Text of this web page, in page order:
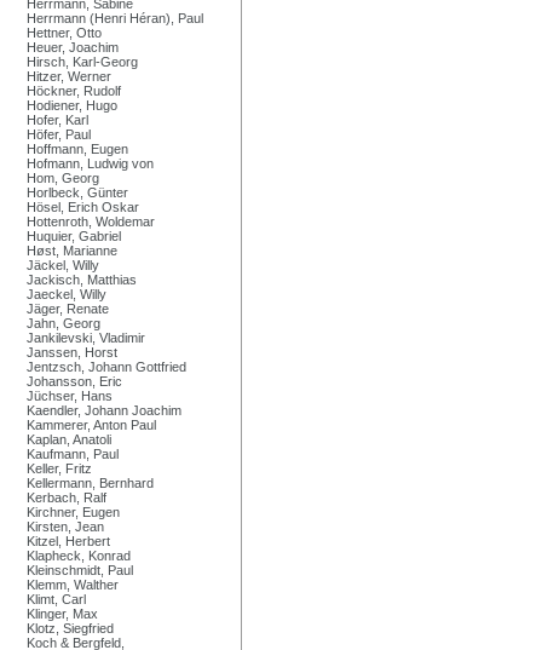
Herrmann, Sabine
Herrmann (Henri Héran), Paul
Hettner, Otto
Heuer, Joachim
Hirsch, Karl-Georg
Hitzer, Werner
Höckner, Rudolf
Hodiener, Hugo
Hofer, Karl
Höfer, Paul
Hoffmann, Eugen
Hofmann, Ludwig von
Hom, Georg
Horlbeck, Günter
Hösel, Erich Oskar
Hottenroth, Woldemar
Huquier, Gabriel
Høst, Marianne
Jäckel, Willy
Jackisch, Matthias
Jaeckel, Willy
Jäger, Renate
Jahn, Georg
Jankilevski, Vladimir
Janssen, Horst
Jentzsch, Johann Gottfried
Johansson, Eric
Jüchser, Hans
Kaendler, Johann Joachim
Kammerer, Anton Paul
Kaplan, Anatoli
Kaufmann, Paul
Keller, Fritz
Kellermann, Bernhard
Kerbach, Ralf
Kirchner, Eugen
Kirsten, Jean
Kitzel, Herbert
Klapheck, Konrad
Kleinschmidt, Paul
Klemm, Walther
Klimt, Carl
Klinger, Max
Klotz, Siegfried
Koch & Bergfeld,